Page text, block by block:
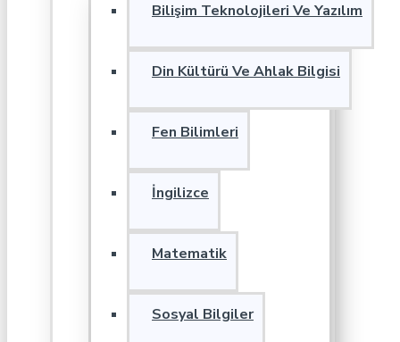
Bilişim Teknolojileri Ve Yazılım
Din Kültürü Ve Ahlak Bilgisi
Fen Bilimleri
İngilizce
Matematik
Sosyal Bilgiler